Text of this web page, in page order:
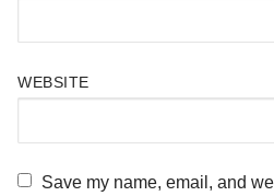
WEBSITE
Save my name, email, and